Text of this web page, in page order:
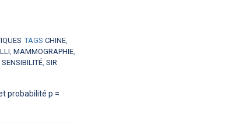
TAGS CHINE,
, MAMMOGRAPHIE,
SENSIBILITÉ, SIR
probabilité p =